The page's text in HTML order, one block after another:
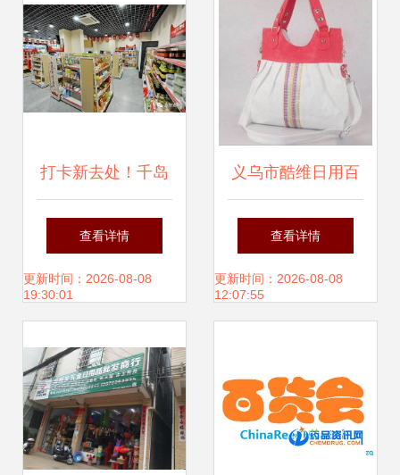
错过等明年
打卡新去处！千岛
湖第一家天猫小店
1月6日开业，日用
查看详情
更新时间：2026-08-08
19:30:01
义乌市酷维日用百
货商行 生活中的创
意与实用之选
查看详情
更新时间：2026-08-08
12:07:55